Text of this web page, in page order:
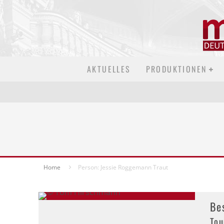
AKTUELLES PRODUKTIONEN
Home Person: Jessie Roggemann Traut